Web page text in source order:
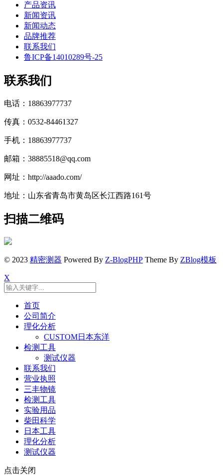
产品资讯
新闻资讯
新闻动态
品牌推荐
联系我们
鲁ICP备14010289号-25
联系我们
电话：18863977737
传真：0532-84461327
手机：18863977737
邮箱：38885518@qq.com
网址：http://aaado.com/
地址：山东省青岛市黄岛区长江西路161号
扫描二维码
© 2023 精密测器 Powered By Z-BlogPHP Theme By ZBlog模板
X
首页
公司简介
理化分析
CUSTOM日本东洋
检测工具
测试仪器
联系我们
营业执照
三丰物镜
检测工具
实验用品
柴田科学
日本工具
理化分析
测试仪器
点击关闭